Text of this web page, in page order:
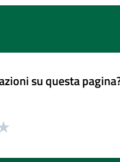
su questa